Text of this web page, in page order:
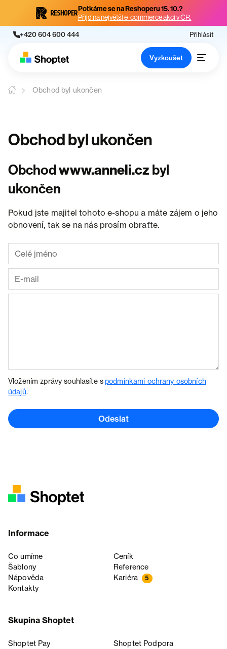
Potkáme se na Reshoperu 15. 10.?
Přijď na největší e-commerce akci v ČR.
+420 604 600 444 Přihlásit
Vyzkoušet
Obchod byl ukončen
Obchod byl ukončen
Obchodwww.anneli.cz byl
ukončen
Pokud jste majitel tohoto e-shopu a máte zájem o jeho
obnovení, tak se na nás prosím obraťte.
Vložením zprávy souhlasíte spodmínkami ochrany osobních
údajů.
Odeslat
Informace
Co umíme
Ceník
Šablony
Reference
Nápověda
Kariéra 5
Kontakty
Skupina Shoptet
Shoptet Pay
Shoptet Podpora